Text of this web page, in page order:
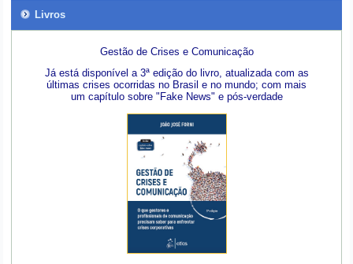
Livros
Gestão de Crises e Comunicação
Já está disponível a 3ª edição do livro, atualizada com as
últimas crises ocorridas no Brasil e no mundo; com mais
um capítulo sobre "Fake News" e pós-verdade